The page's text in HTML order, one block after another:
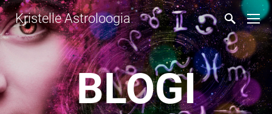
Kristelle Astroloogia
BLOGI